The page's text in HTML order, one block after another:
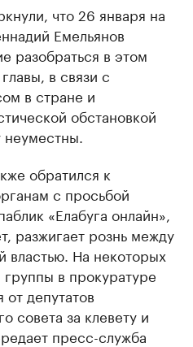
что 26 января на
Емельянов
разобраться в этом
в связи с
в стране и
обстановкой
обратился к
с просьбой
«Елабуга онлайн»,
разжигает рознь между
властью. На некоторых
в прокуратуре
депутатов
совета за клевету и
пресс-служба